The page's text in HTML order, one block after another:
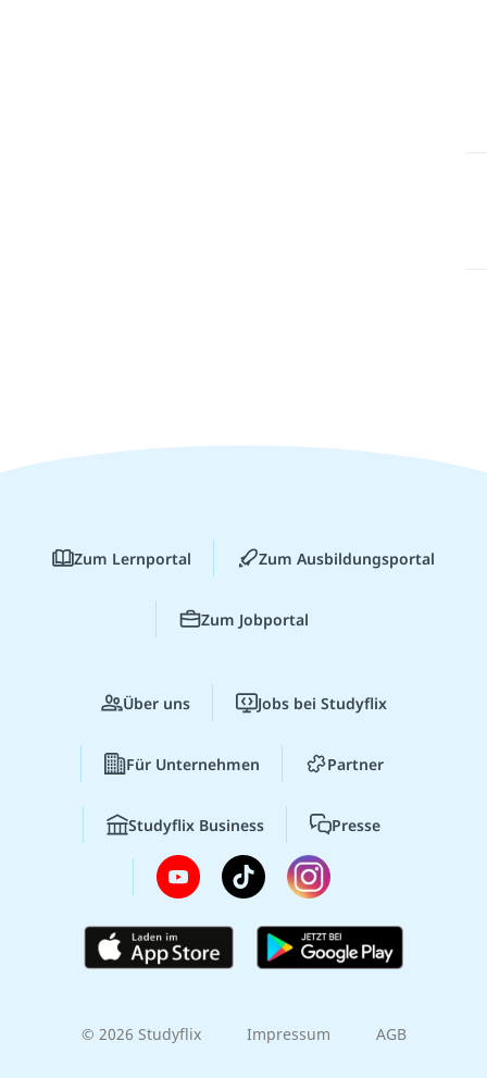
Zum Lernportal Zum Ausbildungsportal
Zum Jobportal
Über uns Jobs bei Studyflix
Für Unternehmen Partner
Studyflix Business Presse
© 2026 Studyflix Impressum AGB